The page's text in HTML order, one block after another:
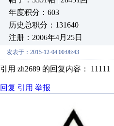
年度积分：603
历史总积分：131640
注册：2006年4月25日
发表于：2015-12-04 00:08:43
引用 zh2689 的回复内容：
回复 引用 举报